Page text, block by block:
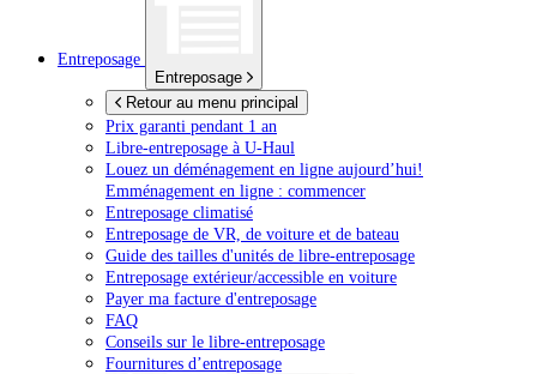
Entreposage
Entreposage
Retour au menu principal
Prix garanti pendant 1 an
Libre-entreposage à U-Haul
Louez un déménagement en ligne aujourd’hui!
Emménagement en ligne : commencer
Entreposage climatisé
Entreposage de VR, de voiture et de bateau
Guide des tailles d'unités de libre-entreposage
Entreposage extérieur/accessible en voiture
Payer ma facture d'entreposage
FAQ
Conseils sur le libre-entreposage
Fournitures d’entreposage